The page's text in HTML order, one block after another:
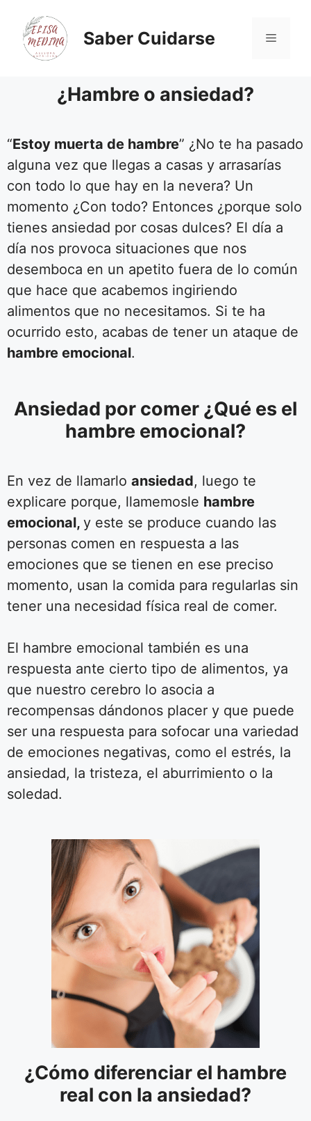
Saber Cuidarse
¿Hambre o ansiedad?
“Estoy muerta de hambre” ¿No te ha pasado
alguna vez que llegas a casas y arrasarías
con todo lo que hay en la nevera? Un
momento ¿Con todo? Entonces ¿porque solo
tienes ansiedad por cosas dulces? El día a
día nos provoca situaciones que nos
desemboca en un apetito fuera de lo común
que hace que acabemos ingiriendo
alimentos que no necesitamos. Si te ha
ocurrido esto, acabas de tener un ataque de
hambre emocional.
Ansiedad por comer ¿Qué es el
hambre emocional?
En vez de llamarlo ansiedad, luego te
explicare porque, llamemosle hambre
emocional, y este se produce cuando las
personas comen en respuesta a las
emociones que se tienen en ese preciso
momento, usan la comida para regularlas sin
tener una necesidad física real de comer.
El hambre emocional también es una
respuesta ante cierto tipo de alimentos, ya
que nuestro cerebro lo asocia a
recompensas dándonos placer y que puede
ser una respuesta para sofocar una variedad
de emociones negativas, como el estrés, la
ansiedad, la tristeza, el aburrimiento o la
soledad.
¿Cómo diferenciar el hambre
real con la ansiedad?